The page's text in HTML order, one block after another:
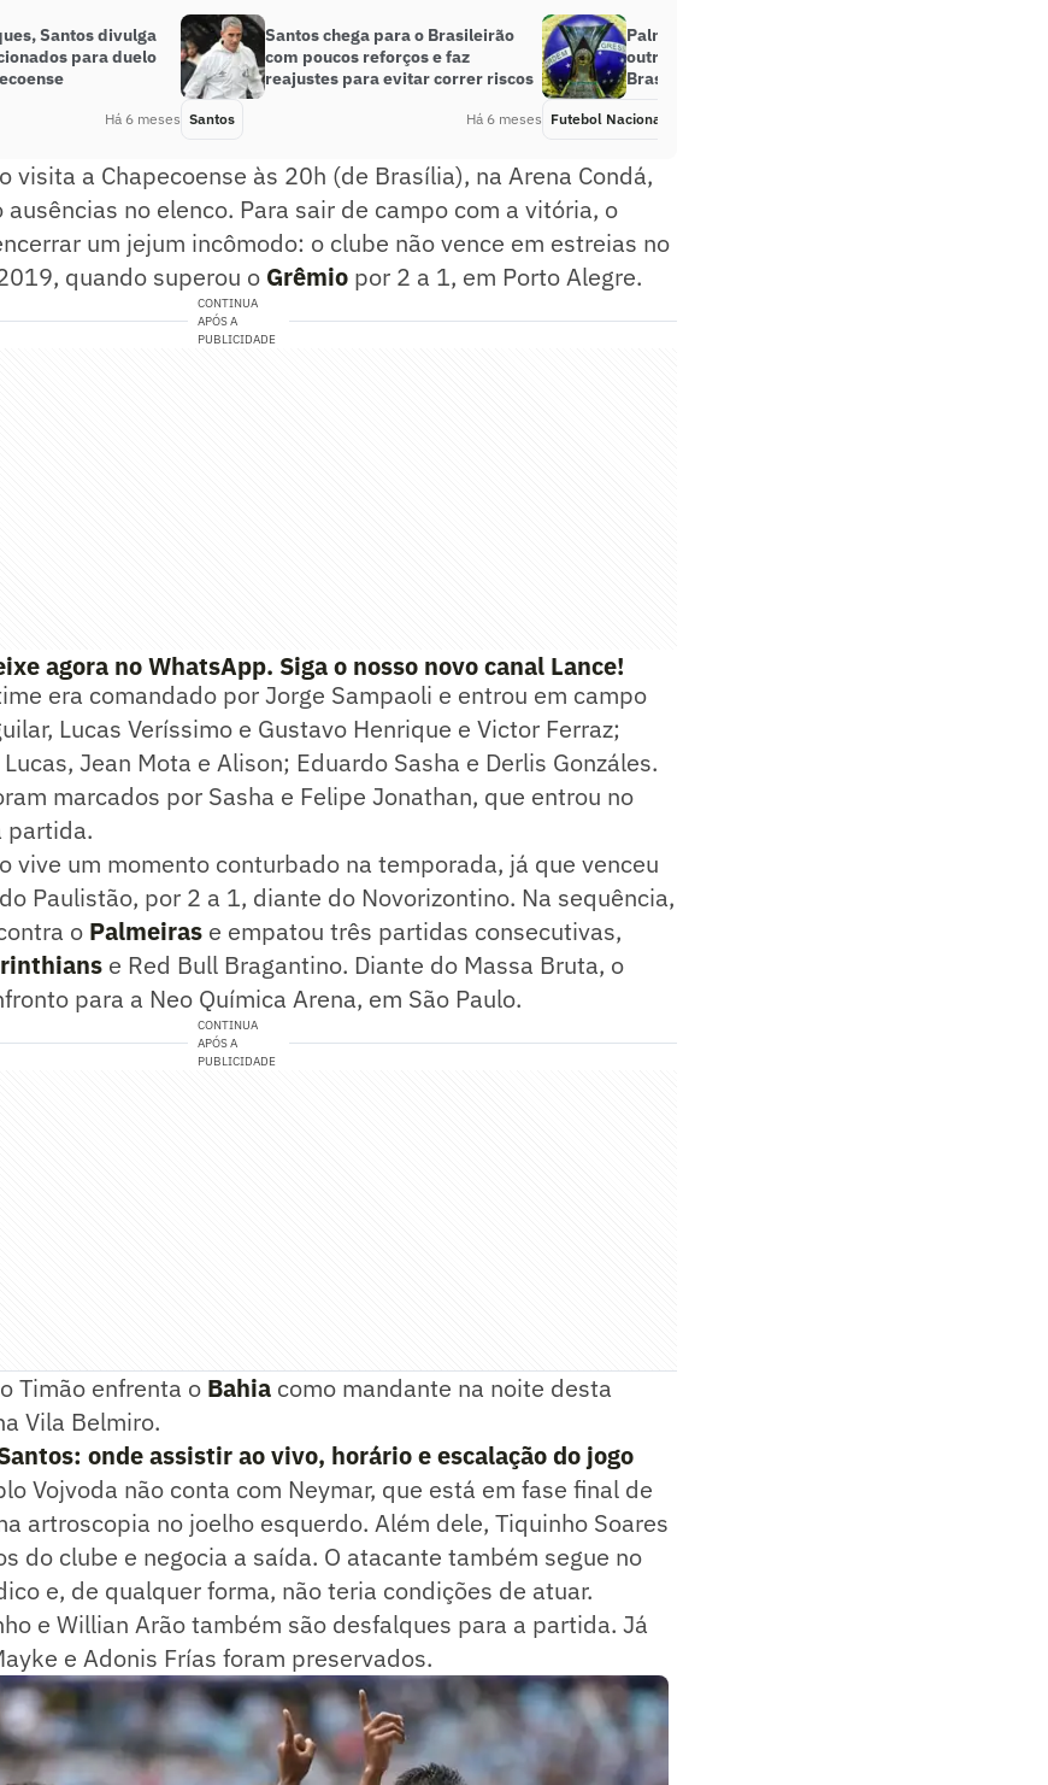
Santos divulga
para duelo
Há 6 meses
Santos chega para o Brasileirão
com poucos reforços e faz
reajustes para evitar correr riscos
Santos Há 6 meses
Palmeiras, Flamengo, Santos e
outros: veja todos os campeões do
Brasileirão
Futebol Nacional
visita a Chapecoense às 20h (de Brasília), na Arena Condá,
no elenco. Para sair de campo com a vitória, o
um jejum incômodo: o clube não vence em estreias no
quando superou o Grêmio por 2 a 1, em Porto Alegre.
CONTINUA
APÓS A
PUBLICIDADE
agora no WhatsApp. Siga o nosso novo canal Lance!
era comandado por Jorge Sampaoli e entrou em campo
Lucas Veríssimo e Gustavo Henrique e Victor Ferraz;
Jean Mota e Alison; Eduardo Sasha e Derlis Gonzáles.
marcados por Sasha e Felipe Jonathan, que entrou no
partida.
vive um momento conturbado na temporada, já que venceu
Paulistão, por 2 a 1, diante do Novorizontino. Na sequência,
o Palmeiras e empatou três partidas consecutivas,
e Red Bull Bragantino. Diante do Massa Bruta, o
para a Neo Química Arena, em São Paulo.
CONTINUA
APÓS A
PUBLICIDADE
Timão enfrenta o Bahia como mandante na noite desta
Vila Belmiro.
onde assistir ao vivo, horário e escalação do jogo
Vojvoda não conta com Neymar, que está em fase final de
artroscopia no joelho esquerdo. Além dele, Tiquinho Soares
do clube e negocia a saída. O atacante também segue no
e, de qualquer forma, não teria condições de atuar.
e Willian Arão também são desfalques para a partida. Já
e Adonis Frías foram preservados.